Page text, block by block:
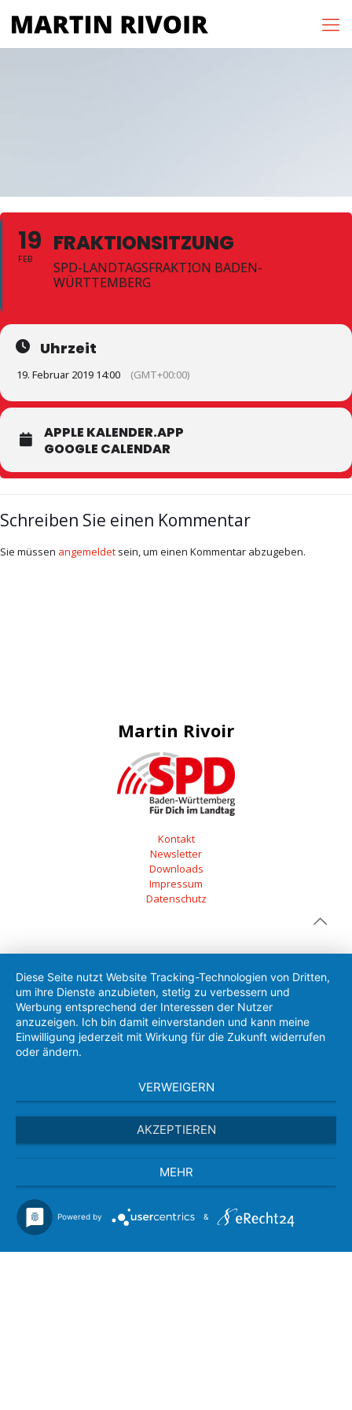
19
FEB
FRAKTIONSITZUNG
SPD-LANDTAGSFRAKTION BADEN-
WÜRTTEMBERG
Uhrzeit
19. Februar 2019 14:00 (GMT+00:00)
APPLE KALENDER.APP
GOOGLE CALENDAR
Schreiben Sie einen Kommentar
Sie müssen angemeldet sein, um einen Kommentar abzugeben.
Martin Rivoir
Kontakt
Newsletter
Downloads
Impressum
Datenschutz
Diese Seite nutzt Website Tracking-Technologien von Dritten,
um ihre Dienste anzubieten, stetig zu verbessern und
Werbung entsprechend der Interessen der Nutzer
anzuzeigen. Ich bin damit einverstanden und kann meine
Einwilligung jederzeit mit Wirkung für die Zukunft widerrufen
oder ändern.
VERWEIGERN
AKZEPTIEREN
MEHR
Powered by &